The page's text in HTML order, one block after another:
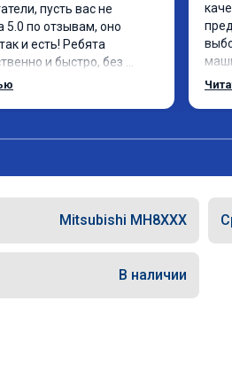
пусть вас не
5.0 по отзывам, оно
и есть! Ребята
и быстро, без
Знают своё дело от и
колоссальное! Большое
вам и вашей команде!
Mitsubishi MH8XXX
В наличии